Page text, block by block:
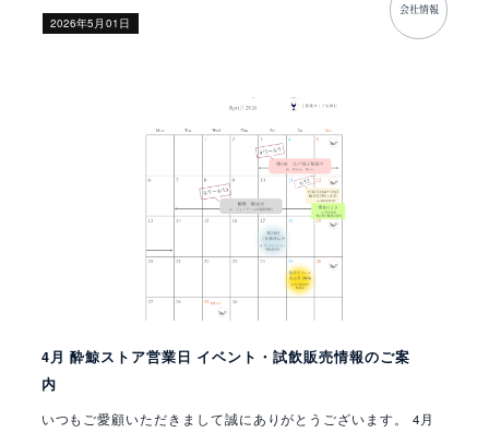
会社情報
​2026年5月01日
4月 酔鯨ストア営業日 イベント・試飲販売情報のご案
内
いつもご愛顧いただきまして誠にありがとうございます。 4月